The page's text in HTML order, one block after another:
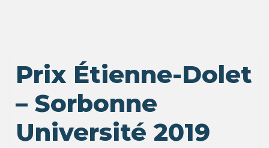
Prix Étienne-Dolet
– Sorbonne
Université 2019